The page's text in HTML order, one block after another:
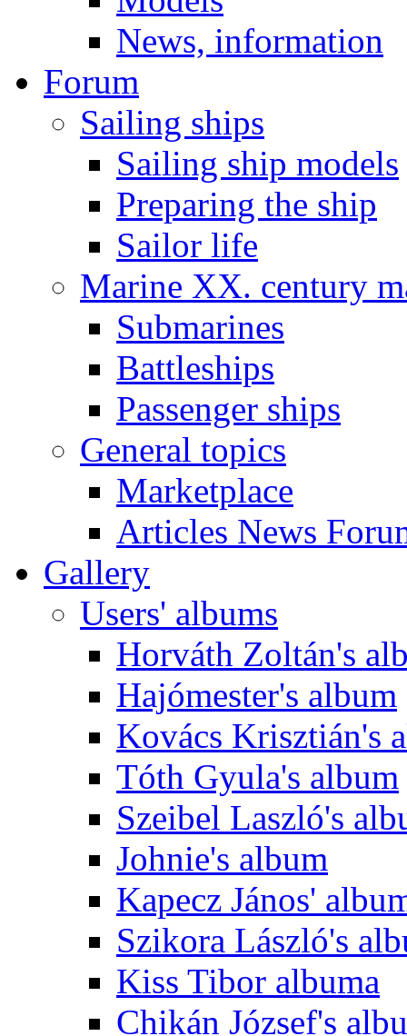
News, information
Forum
Sailing ships
Sailing ship models
Preparing the ship
Sailor life
Marine XX. century
Submarines
Battleships
Passenger ships
General topics
Marketplace
Articles News
Gallery
Users' albums
Horváth Zoltán's
Hajómester's album
Kovács Krisztián's
Tóth Gyula's album
Szeibel Laszló's
Johnie's album
Kapecz János'
Szikora László's
Kiss Tibor albuma
Chikán József's